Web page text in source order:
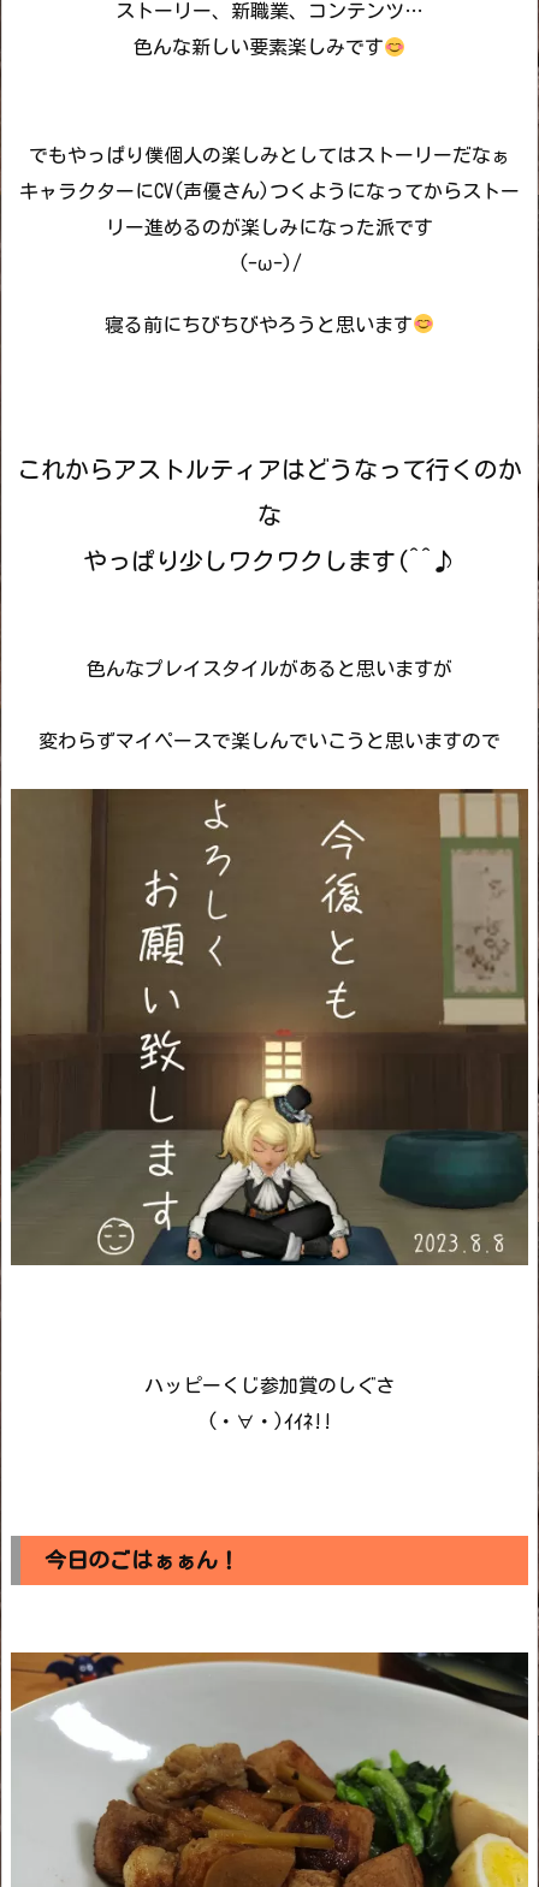
ストーリー、新職業、コンテンツ…
色んな新しい要素楽しみです
でもやっぱり僕個人の楽しみとしてはストーリーだなぁ
キャラクターにCV(声優さん)つくようになってからストー
リー進めるのが楽しみになった派です
(-ω-)/
寝る前にちびちびやろうと思います
これからアストルティアはどうなって行くのか
な
やっぱり少しワクワクします(^^♪
色んなプレイスタイルがあると思いますが
変わらずマイペースで楽しんでいこうと思いますので
ハッピーくじ参加賞のしぐさ
(・∀・)ｲｲﾈ!!
今日のごはぁぁん！